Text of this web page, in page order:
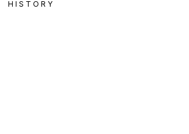
HISTORY